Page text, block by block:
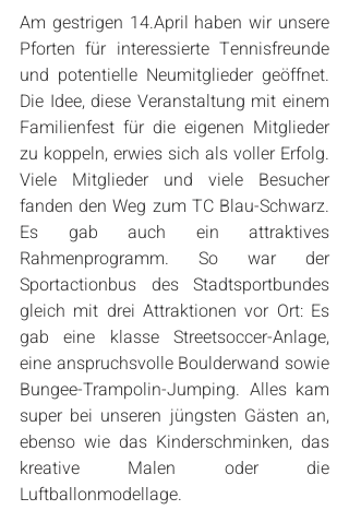
Am gestrigen 14.April haben wir unsere
Pforten für interessierte Tennisfreunde
und potentielle Neumitglieder geöffnet.
Die Idee, diese Veranstaltung mit einem
Familienfest für die eigenen Mitglieder
zu koppeln, erwies sich als voller Erfolg.
Viele Mitglieder und viele Besucher
fanden den Weg zum TC Blau-Schwarz.
Es gab auch ein attraktives
Rahmenprogramm. So war der
Sportactionbus des Stadtsportbundes
gleich mit drei Attraktionen vor Ort: Es
gab eine klasse Streetsoccer-Anlage,
eine anspruchsvolle Boulderwand sowie
Bungee-Trampolin-Jumping. Alles kam
super bei unseren jüngsten Gästen an,
ebenso wie das Kinderschminken, das
kreative Malen oder die
Luftballonmodellage.